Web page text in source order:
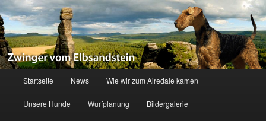
Zum
primären
Inhalt
springenZwinger vom Elbsandstein
Startseite News Wie wir zum Airedale kamen
Unsere Hunde Wurfplanung Bildergalerie